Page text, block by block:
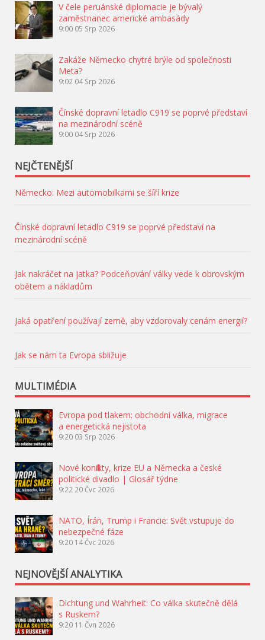
V čele peruánské diplomacie je bývalý
zaměstnanec americké ambasády
9:00 05 Srp 2026
Zakáže Německo chytré brýle od společnosti
Meta?
9:02 04 Srp 2026
Čínské dopravní letadlo C919 se poprvé představí
na mezinárodní scéně
9:00 04 Srp 2026
NEJČTENĚJŠÍ
Německo: Mezi automobilkami se šíří krize
Čínské dopravní letadlo C919 se poprvé představí na
mezinárodní scéně
Jak nakráčet na jatka? Podceňování války vede k obrovským
obětem a nákladům
Jaká opatření používají země, aby vzdorovaly cenám energií?
Jak se nám ta Evropa sbližuje
MULTIMÉDIA
Evropa pod tlakem: obchodní válka, migrace
a energetická nejistota
9:20 03 Srp 2026
Nové konflikty, krize EU a Německa a české
politické divadlo | Glosář týdne
9:22 20 Čvc 2026
NATO, Írán, Trump i Francie: Svět vstupuje do
nebezpečné fáze
9:20 14 Čvc 2026
NEJNOVĚJŠÍ ANALYTIKA
Dichtung und Wahrheit: Co válka skutečně dělá
s Ruskem?
9:20 11 Čvn 2026